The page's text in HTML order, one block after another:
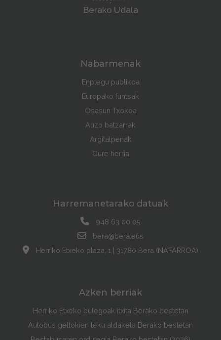
Berako Udala
Nabarmenak
Enplegu publikoa
Europako funtsak
Osasun Txokoa
Auzo batzarrak
Argitalpenak
Gure herria
Harremanetarako datuak
948 63 00 05
bera@bera.eus
Herriko Etxeko plaza, 1 | 31780 Bera (NAFARROA)
Azken berriak
Herriko Etxeko bulegoak itxita Berako bestetan
Autobus geltokien leku aldaketa Berako bestetan